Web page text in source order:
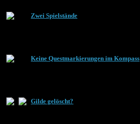
Zwei Spielstände
Keine Questmarkierungen im Kompass
Gilde gelöscht?